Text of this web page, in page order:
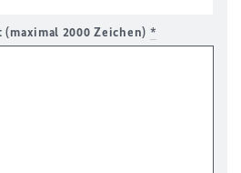
2000 Zeichen) *